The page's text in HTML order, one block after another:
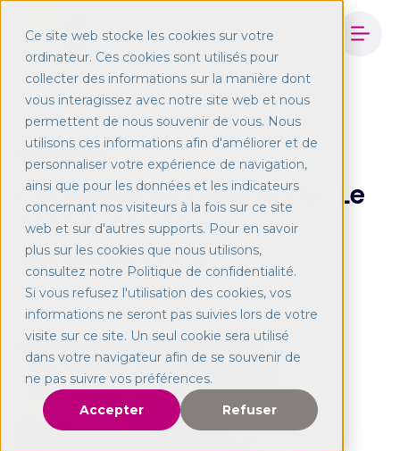
Ce site web stocke les cookies sur votre
ordinateur. Ces cookies sont utilisés pour
collecter des informations sur la manière dont
vous interagissez avec notre site web et nous
permettent de nous souvenir de vous. Nous
utilisons ces informations afin d'améliorer et de
personnaliser votre expérience de navigation,
ainsi que pour les données et les indicateurs
concernant nos visiteurs à la fois sur ce site
web et sur d'autres supports. Pour en savoir
plus sur les cookies que nous utilisons,
consultez notre Politique de confidentialité.
Si vous refusez l'utilisation des cookies, vos
informations ne seront pas suivies lors de votre
visite sur ce site. Un seul cookie sera utilisé
dans votre navigateur afin de se souvenir de
ne pas suivre vos préférences.
Accepter
Refuser
Accueil Blog Conférences Experactive
ENTERPRISES
Conférences Experactiv : Le
plan Excell et ses
perspectives 11
03/06/2024